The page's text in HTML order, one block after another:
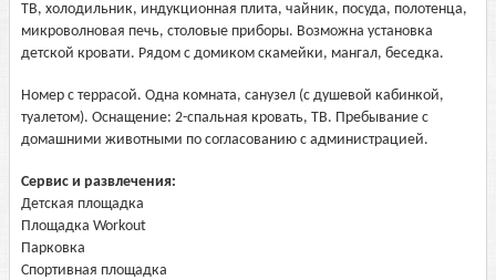
ТВ, холодильник, индукционная плита, чайник, посуда, полотенца,
микроволновая печь, столовые приборы. Возможна установка
детской кровати. Рядом с домиком скамейки, мангал, беседка.
Номер с террасой. Одна комната, санузел (с душевой кабинкой,
туалетом). Оснащение: 2-спальная кровать, ТВ. Пребывание с
домашними животными по согласованию с администрацией.
Сервис и развлечения:
Детская площадка
Площадка Workout
Парковка
Спортивная площадка